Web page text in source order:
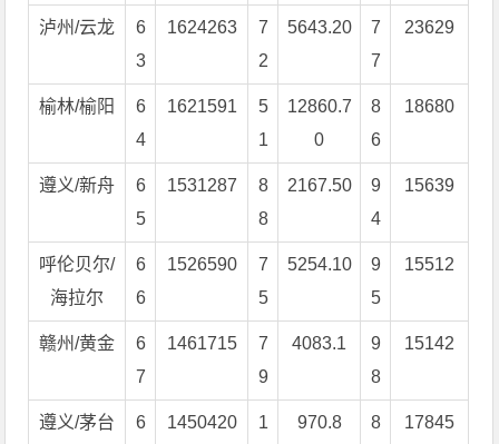
泸州/云龙
6
3
1624263
7
2
5643.20
7
7
23629
榆林/榆阳
6
4
1621591
5
1
12860.7
0
8
6
18680
遵义/新舟
6
5
1531287
8
8
2167.50
9
4
15639
呼伦贝尔/
海拉尔
6
6
1526590
7
5
5254.10
9
5
15512
赣州/黄金
6
7
1461715
7
9
4083.1
9
8
15142
遵义/茅台
6
1450420
1
970.8
8
17845